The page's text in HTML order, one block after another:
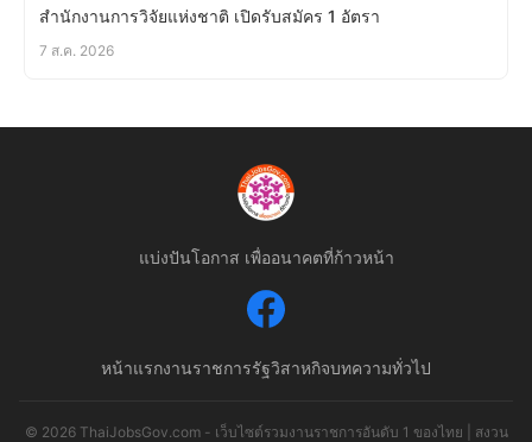
สำนักงานการวิจัยแห่งชาติ เปิดรับสมัคร 1 อัตรา
7 ส.ค. 2026
แบ่งปันโอกาส เพื่ออนาคตที่ก้าวหน้า
หน้าแรกงานราชการรัฐวิสาหกิจบทความทั่วไป
© 2026 ThaiJobsGov.com - เว็บไซต์รวมงานราชการอันดับ 1 ของไทย | สงวน